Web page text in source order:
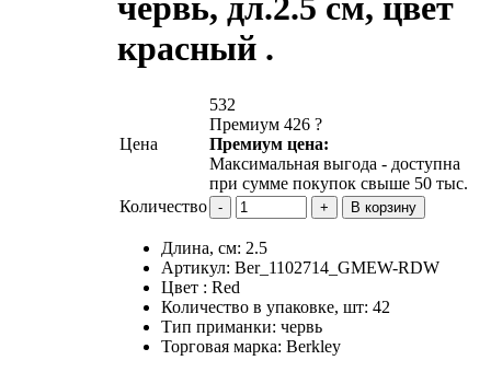
червь, дл.2.5 см, цвет
красный .
Цена
532
Премиум 426 ?
Премиум цена:
Максимальная выгода - доступна
при сумме покупок свыше 50 тыс.
Количество
Длина, см: 2.5
Артикул: Ber_1102714_GMEW-RDW
Цвет : Red
Количество в упаковке, шт: 42
Тип приманки: червь
Торговая марка: Berkley